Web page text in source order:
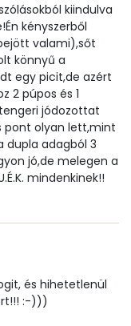
kiindulva
kényszerből
valami),sőt
könnyű a
egy picit,de azért
2 púpos és 1
jódozottat
pont olyan lett,mint
dupla adagból 3
jó,de melegen a
mindenkinek!!
és hihetetlenül
:-)))